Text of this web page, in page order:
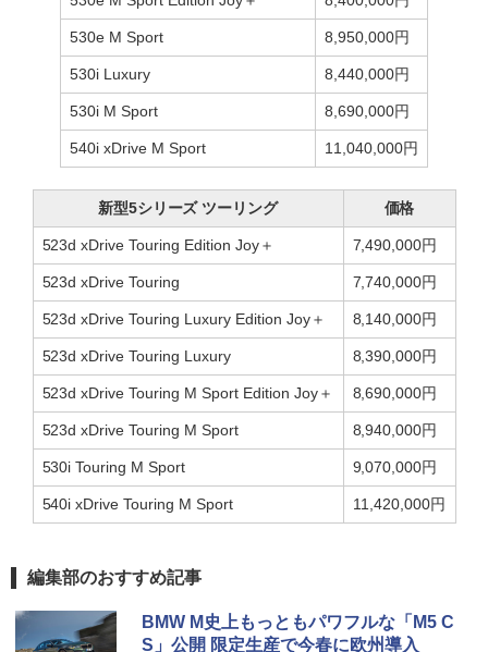
530e M Sport 8,950,000円
530i Luxury 8,440,000円
530i M Sport 8,690,000円
540i xDrive M Sport 11,040,000円
新型5シリーズ ツーリング 価格
523d xDrive Touring Edition Joy＋ 7,490,000円
523d xDrive Touring 7,740,000円
523d xDrive Touring Luxury Edition Joy＋ 8,140,000円
523d xDrive Touring Luxury 8,390,000円
523d xDrive Touring M Sport Edition Joy＋ 8,690,000円
523d xDrive Touring M Sport 8,940,000円
530i Touring M Sport 9,070,000円
540i xDrive Touring M Sport 11,420,000円
編集部のおすすめ記事
BMW M史上もっともパワフルな「M5 C
S」公開 限定生産で今春に欧州導入